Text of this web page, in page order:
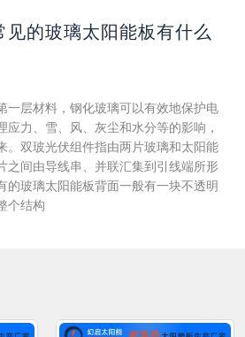
见的玻璃太阳能板有什么
一层材料，钢化玻璃可以有效地保护电
应力、雪、风、灰尘和水分等的影响，
。双玻光伏组件指由两片玻璃和太阳能
之间由导线串、并联汇集到引线端所形
的玻璃太阳能板背面一般有一块不透明
个结构